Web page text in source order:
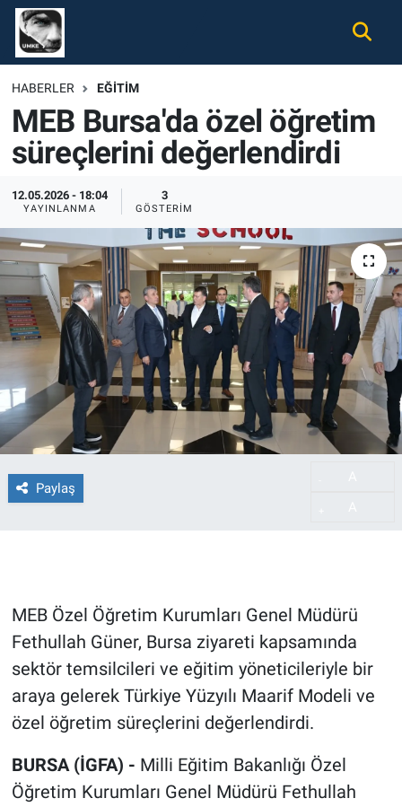
HABERLER EĞITIM
MEB Bursa'da özel öğretim
süreçlerini değerlendirdi
12.05.2026 - 18:04
YAYINLANMA
3
GÖSTERIM
Paylaş
MEB Özel Öğretim Kurumları Genel Müdürü
Fethullah Güner, Bursa ziyareti kapsamında
sektör temsilcileri ve eğitim yöneticileriyle bir
araya gelerek Türkiye Yüzyılı Maarif Modeli ve
özel öğretim süreçlerini değerlendirdi.
BURSA (İGFA) - Milli Eğitim Bakanlığı Özel
Öğretim Kurumları Genel Müdürü Fethullah
Gündem
Ekonomi
Spor
Magazin
Tüm Haberler
İletişim
Künye
Nöbetçi Eczaneler
Hava Durumu
Namaz Vakitleri
Trafik Durumu
Süper Lig Puan Durumu ve Fikstür
Tüm Manşetler
Son Dakika Haberleri
Haber Arşivi